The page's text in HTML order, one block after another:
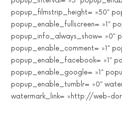
popup_filmstrip_height= »50″
popup_enable_fullscreen= »1″
popup_info_always_show= »0″
popup_enable_comment= »1″
popup_enable_facebook= »1″
popup_enable_google= »1″
popup_enable_tumblr= »0″
watermark_link= »http://web-